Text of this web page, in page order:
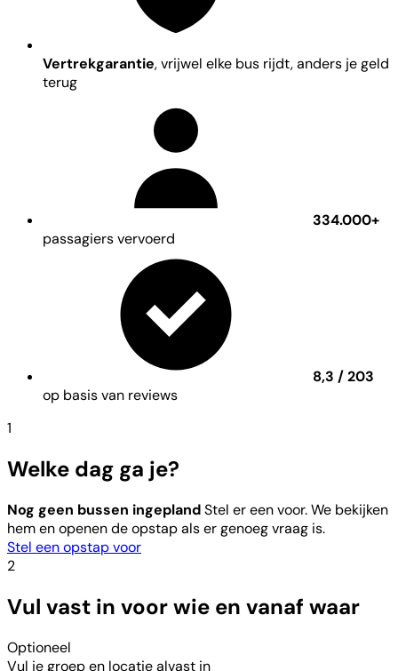
Vertrekgarantie, vrijwel elke bus rijdt, anders je geld
terug
334.000+
passagiers vervoerd
8,3 / 203
op basis van reviews
1
Welke dag ga je?
Nog geen bussen ingeplandStel er een voor. We bekijken
hem en openen de opstap als er genoeg vraag is.
Stel een opstap voor
2
Vul vast in voor wie en vanaf waar
Optioneel
Vul je groep en locatie alvast in